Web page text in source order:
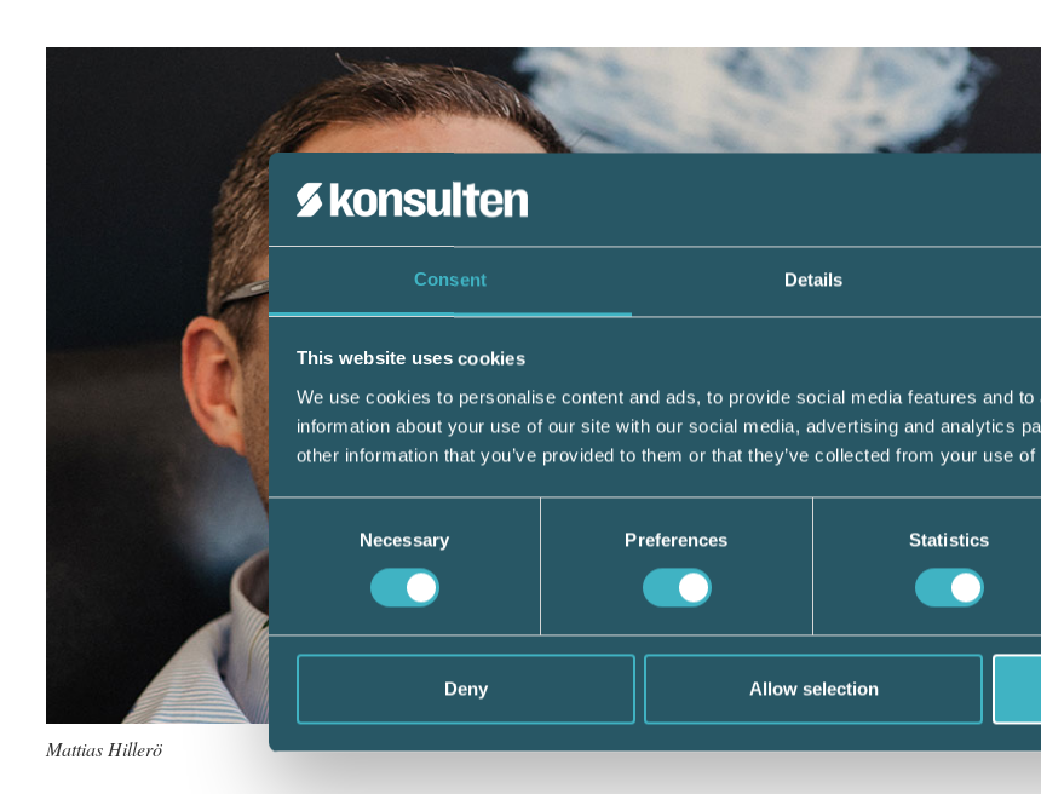
Consent Details
This website uses cookies
We use cookies to personalise content and ads, to provide social media features and
information about your use of our site with our social media, advertising and analytics
other information that you’ve provided to them or that they’ve collected from your use
Consent
Necessary Preferences Statistics
Deny Allow selection
Mattias Hillerö